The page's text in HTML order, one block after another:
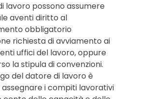
lavoro possono assumere
aventi diritto al
obbligatorio
richiesta di avviamento ai
uffici del lavoro, oppure
la stipula di convenzioni.
del datore di lavoro è
assegnare i compiti lavorativi